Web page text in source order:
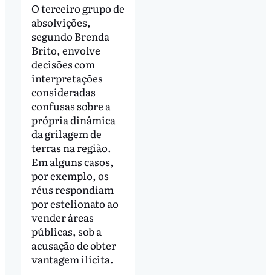
O terceiro grupo de
absolvições,
segundo Brenda
Brito, envolve
decisões com
interpretações
consideradas
confusas sobre a
própria dinâmica
da grilagem de
terras na região.
Em alguns casos,
por exemplo, os
réus respondiam
por estelionato ao
vender áreas
públicas, sob a
acusação de obter
vantagem ilícita.